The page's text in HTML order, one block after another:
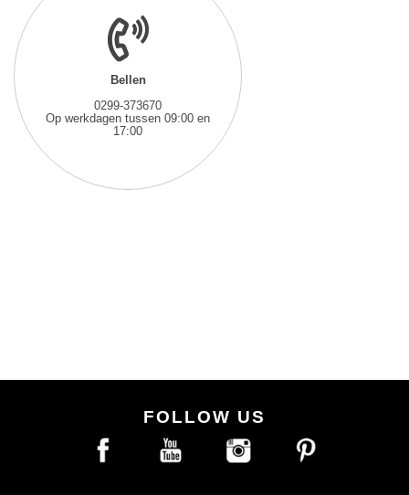
Bellen
0299-373670
Op werkdagen tussen 09:00 en
17:00
FOLLOW US